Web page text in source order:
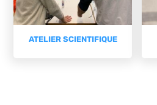
ATELIER SCIENTIFIQUE